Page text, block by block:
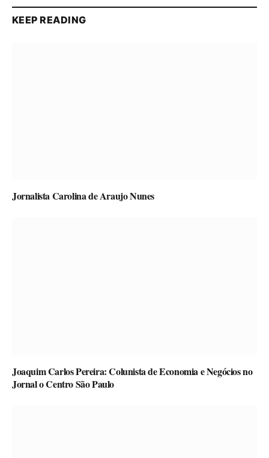
KEEP READING
Jornalista Carolina de Araujo Nunes
Joaquim Carlos Pereira: Colunista de Economia e Negócios no
Jornal o Centro São Paulo